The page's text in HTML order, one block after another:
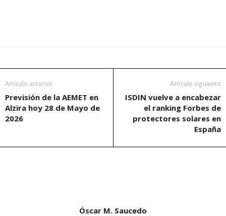
Artículo anterior
Previsión de la AEMET en
Alzira hoy 28 de Mayo de
2026
Artículo siguiente
ISDIN vuelve a encabezar
el ranking Forbes de
protectores solares en
España
Óscar M. Saucedo